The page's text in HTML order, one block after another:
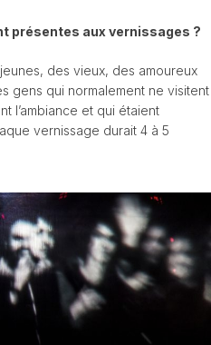
présentes aux vernissages ?
des vieux, des amoureux
gens qui normalement ne visitent
l’ambiance et qui étaient
vernissage durait 4 à 5